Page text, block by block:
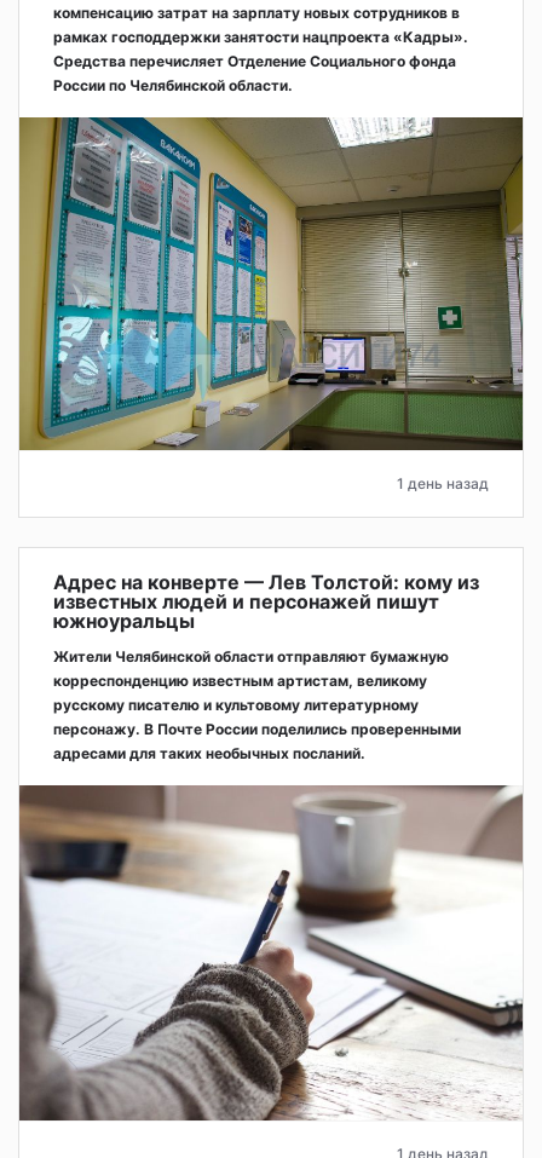
компенсацию затрат на зарплату новых сотрудников в
рамках господдержки занятости нацпроекта «Кадры».
Средства перечисляет Отделение Социального фонда
России по Челябинской области.
1 день назад
Адрес на конверте — Лев Толстой: кому из
известных людей и персонажей пишут
южноуральцы
Жители Челябинской области отправляют бумажную
корреспонденцию известным артистам, великому
русскому писателю и культовому литературному
персонажу. В Почте России поделились проверенными
адресами для таких необычных посланий.
1 день назад